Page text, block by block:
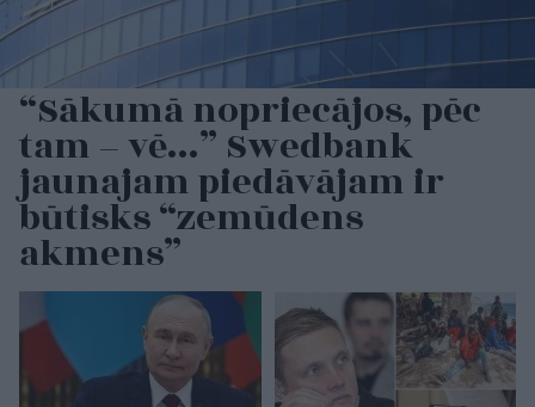
“Sākumā nopriecājos, pēc
tam – vē…” Swedbank
jaunajam piedāvājam ir
būtisks “zemūdens
akmens”